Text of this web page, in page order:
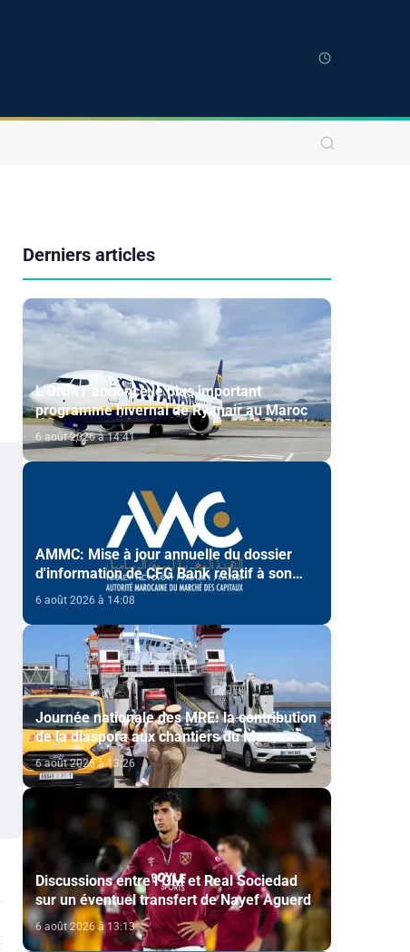
Derniers articles
L'ONMT annonce le plus important
programme hivernal de Ryanair au Maroc
6 août 2026 à 14:41
AMMC: Mise à jour annuelle du dossier
d'information de CFG Bank relatif à son
programme d'émission de certificats de
6 août 2026 à 14:08
Journée nationale des MRE: la contribution
de la diaspora aux chantiers du Maroc
2030 mise en avant
6 août 2026 à 13:26
Discussions entre l’OM et Real Sociedad
sur un éventuel transfert de Nayef Aguerd
6 août 2026 à 13:13